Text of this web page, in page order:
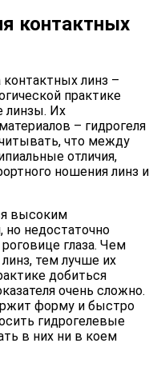
контактных
линз –
практике
линзы. Их
– гидрогеля
что между
отличия,
ношения линз и
высоким
но недостаточно
глаза. Чем
тем лучше их
добиться
очень сложно.
форму и быстро
гидрогелевые
в них ни в коем